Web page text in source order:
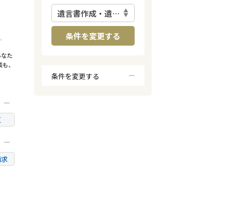
た
、
遺言書作成・遺言執行
条件を変更する
条件を変更する